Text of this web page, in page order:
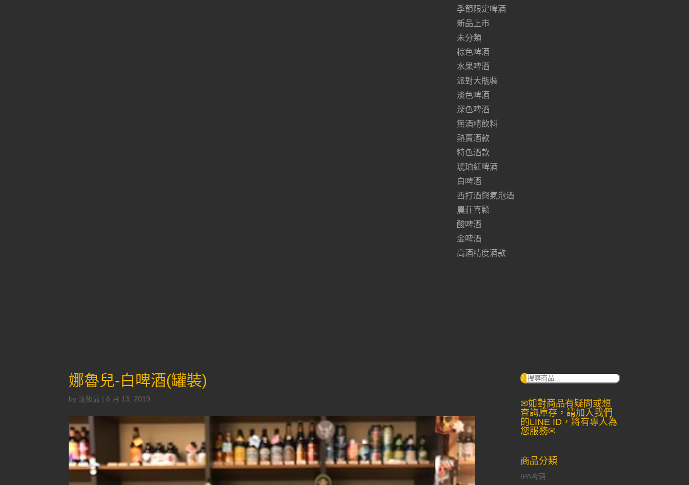
季節限定啤酒
新品上市
未分類
棕色啤酒
水果啤酒
派對大瓶裝
淡色啤酒
深色啤酒
無酒精飲料
熱賣酒款
特色酒款
琥珀紅啤酒
白啤酒
西打酒與氣泡酒
農莊喜鬆
酸啤酒
金啤酒
高酒精度酒款
娜魯兒-白啤酒(罐裝)
by 沈筱清 | 6 月 13, 2019
搜
✉如對商品有疑問或想
查詢庫存，請加入我們
的LINE ID，將有專人為
您服務✉
商品分類
IPA啤酒